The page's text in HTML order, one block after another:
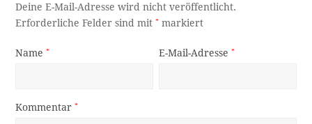
Deine E-Mail-Adresse wird nicht veröffentlicht.
Erforderliche Felder sind mit* markiert
Name* E-Mail-Adresse*
Kommentar*